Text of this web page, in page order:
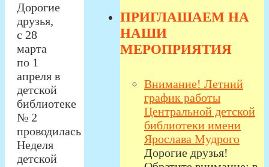
Дорогие
друзья,
с 28
марта
по 1
апреля в
детской
библиотеке
№ 2
проводилась
Неделя
детской
ПРИГЛАШАЕМ НА
НАШИ
МЕРОПРИЯТИЯ
Внимание! Летний
график работы
Центральной детской
библиотеки имени
Ярослава Мудрого
Дорогие друзья!